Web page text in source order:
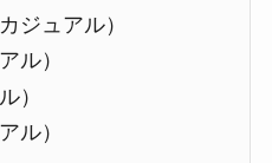
ジュアル）
ル）
）
ル）